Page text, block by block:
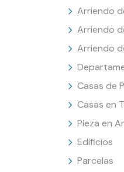
Arriendo
Arriendo
Arriendo
Casas de
Casas en
Pieza en
Edificios
Parcelas